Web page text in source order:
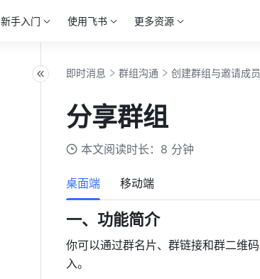
新手入门 使用飞书 更多资源
即时消息 群组沟通 创建群组与邀请成员
分享群组
本文阅读时长：8 分钟
桌面端 移动端
一、功能简介
你可以通过群名片、群链接和群二维
入。